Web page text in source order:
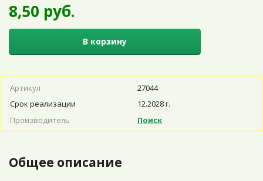
8,50 руб.
В корзину
Артикул
27044
Срок реализации
12.2028 г.
Производитель
Поиск
Общее описание